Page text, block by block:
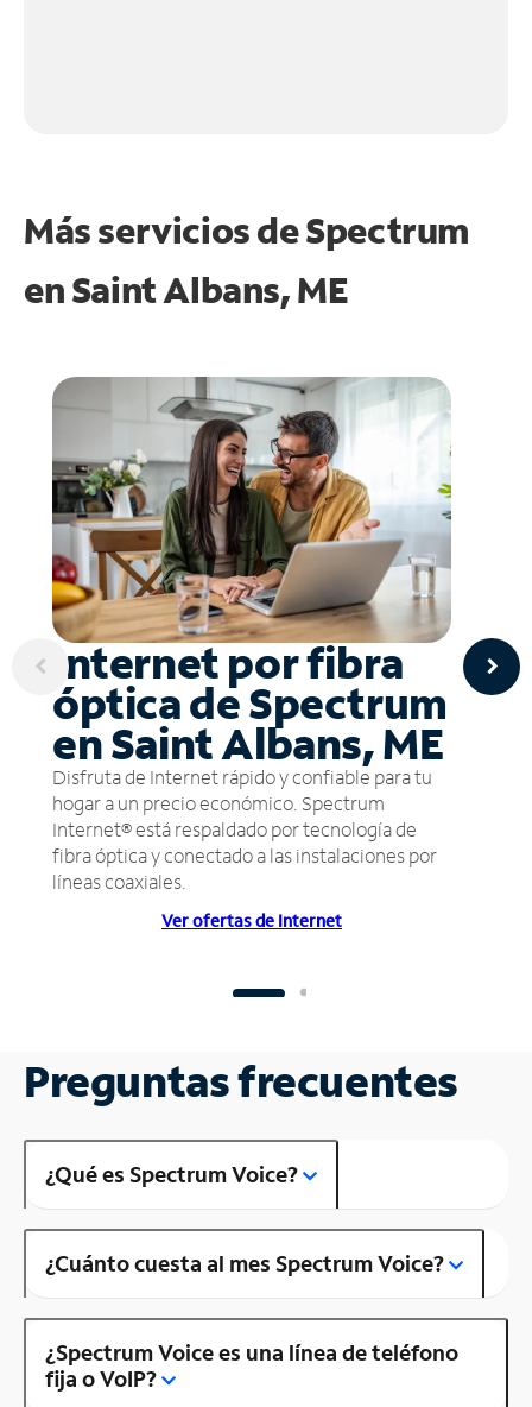
Más servicios de Spectrum
enSaint Albans, ME
Internet por fibra
óptica de Spectrum
en Saint Albans, ME
Disfruta de Internet rápido y confiable para tu
hogar a un precio económico. Spectrum
Internet® está respaldado por tecnología de
fibra óptica y conectado a las instalaciones por
líneas coaxiales.
Ver ofertas de Internet
Preguntas frecuentes
¿Qué es Spectrum Voice?
¿Cuánto cuesta al mes Spectrum Voice?
¿Spectrum Voice es una línea de teléfono
fija o VoIP?